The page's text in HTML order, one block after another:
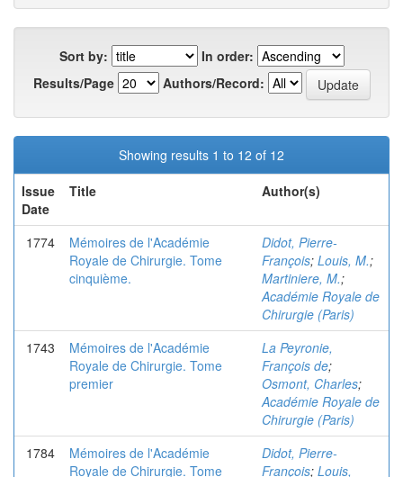
Sort by:
In order:
Results/Page
Authors/Record:
Showing results 1 to 12 of 12
Issue
Date
Title Author(s)
1774
Mémoires de l'Académie
Royale de Chirurgie. Tome
cinquième.
Didot, Pierre-
François; Louis, M.;
Martiniere, M.;
Académie Royale de
Chirurgie (Paris)
1743
Mémoires de l'Académie
Royale de Chirurgie. Tome
premier
La Peyronie,
François de;
Osmont, Charles;
Académie Royale de
Chirurgie (Paris)
1784
Mémoires de l'Académie
Royale de Chirurgie. Tome
Didot, Pierre-
François; Louis,